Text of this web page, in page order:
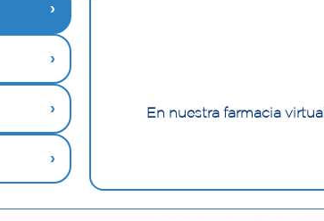
En nuestra farmacia